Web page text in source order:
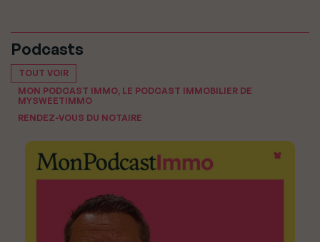
Podcasts
TOUT VOIR
MON PODCAST IMMO, LE PODCAST IMMOBILIER DE
MYSWEETIMMO
RENDEZ-VOUS DU NOTAIRE